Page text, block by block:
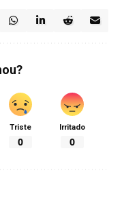
Triste
0
Irritado
0